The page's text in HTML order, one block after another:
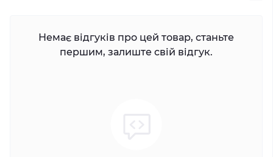
Немає відгуків про цей товар, станьте
першим, залиште свій відгук.